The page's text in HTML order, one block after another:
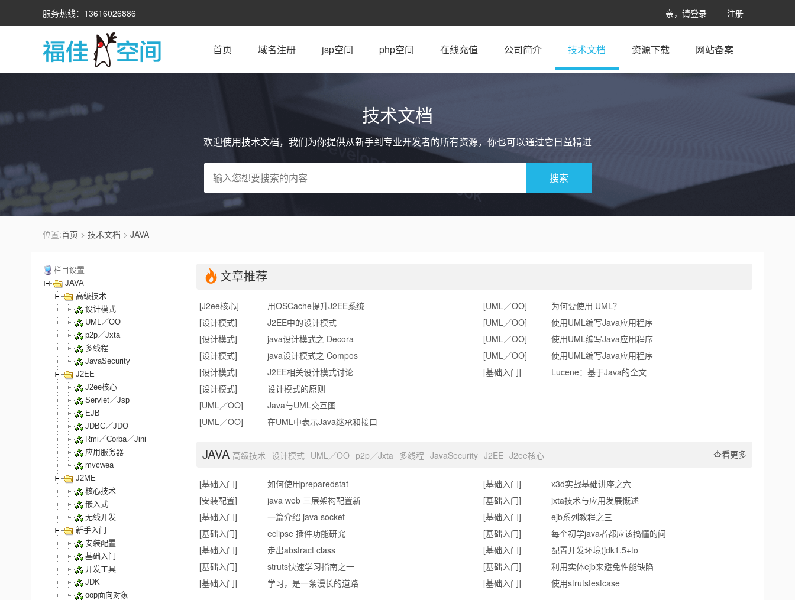
亲，请登录 注册
服务热线：13616026886
首页 域名注册 jsp空间 php空间 在线充值 公司简介 技术文档 资源下载 网站备案
技术文档
欢迎使用技术文档，我们为你提供从新手到专业开发者的所有资源，你也可以通过它日益精进
搜索
位置:首页 > 技术文档 > JAVA
栏目设置
JAVA
高级技术
设计模式
UML／OO
p2p／Jxta
多线程
JavaSecurity
J2EE
J2ee核心
Servlet／Jsp
EJB
JDBC／JDO
Rmi／Corba／Jini
应用服务器
mvcwea
J2ME
核心技术
嵌入式
无线开发
新手入门
安装配置
基础入门
开发工具
JDK
oop面向对象
文章推荐
[J2ee核心]
用OSCache提升J2EE系统
[设计模式]
J2EE中的设计模式
[设计模式]
java设计模式之 Decora
[设计模式]
java设计模式之 Compos
[设计模式]
J2EE相关设计模式讨论
[设计模式]
设计模式的原则
[UML／OO]
Java与UML交互图
[UML／OO]
在UML中表示Java继承和接口
[UML／OO]
为何要使用 UML？
[UML／OO]
使用UML编写Java应用程序
[UML／OO]
使用UML编写Java应用程序
[UML／OO]
使用UML编写Java应用程序
[基础入门]
Lucene：基于Java的全文
JAVA 高级技术 设计模式 UML／OO p2p／Jxta 多线程 JavaSecurity J2EE J2ee核心 查看更多
[基础入门]
如何使用preparedstat
[安装配置]
java web 三层架构配置新
[基础入门]
一篇介绍 java socket
[基础入门]
eclipse 插件功能研究
[基础入门]
走出abstract class
[基础入门]
struts快速学习指南之一
[基础入门]
学习，是一条漫长的道路
[基础入门]
x3d实战基础讲座之六
[基础入门]
jxta技术与应用发展慨述
[基础入门]
ejb系列教程之三
[基础入门]
每个初学java者都应该搞懂的问
[基础入门]
配置开发环境(jdk1.5+to
[基础入门]
利用实体ejb来避免性能缺陷
[基础入门]
使用strutstestcase